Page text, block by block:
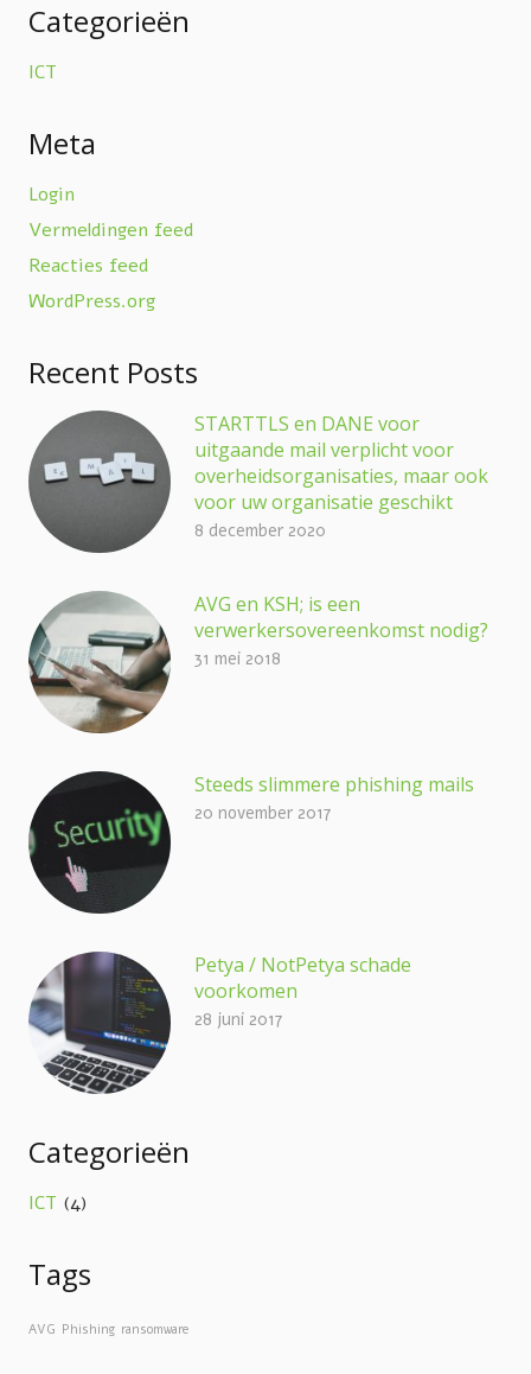
Categorieën
ICT
Meta
Login
Vermeldingen feed
Reacties feed
WordPress.org
Recent Posts
STARTTLS en DANE voor
uitgaande mail verplicht voor
overheidsorganisaties, maar ook
voor uw organisatie geschikt
8 december 2020
AVG en KSH; is een
verwerkersovereenkomst nodig?
31 mei 2018
Steeds slimmere phishing mails
20 november 2017
Petya / NotPetya schade
voorkomen
28 juni 2017
Categorieën
ICT (4)
Tags
AVG Phishing ransomware